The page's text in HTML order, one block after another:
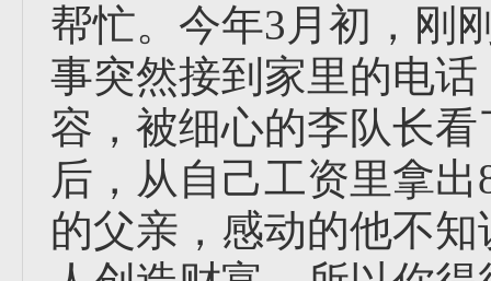
帮忙。今年3月初，刚
事突然接到家里的电
容，被细心的李队长
后，从自己工资里拿
的父亲，感动的他不